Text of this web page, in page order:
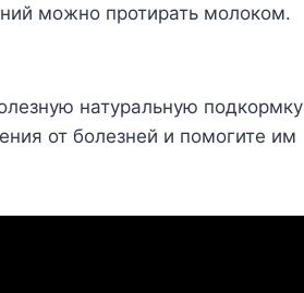
можно протирать молоком.
натуральную подкормку
от болезней и помогите им